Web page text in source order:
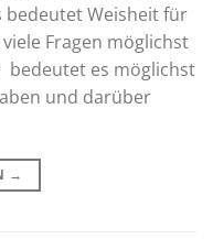
bedeutet Weisheit für
Fragen möglichst
bedeutet es möglichst
und darüber
→